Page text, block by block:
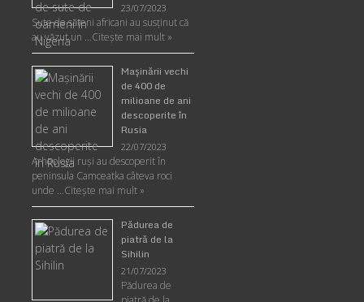
23/07/2023
Sute de săteni africani au susținut că
au văzut un …Citește mai mult »
Maşinării vechi
de 400 de
milioane de ani
descoperite în
Rusia
22/07/2023
Arheologii ruşi au descoperit în
peninsula Camceatka câteva roci
unde …Citește mai mult »
Pădurea de
piatră de la
Sihilin
21/07/2023
Pădurea de